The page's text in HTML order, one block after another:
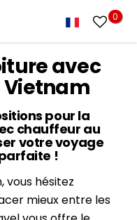
0
avec
pour la
chauffeur au
votre voyage
!
vous hésitez
mieux entre les